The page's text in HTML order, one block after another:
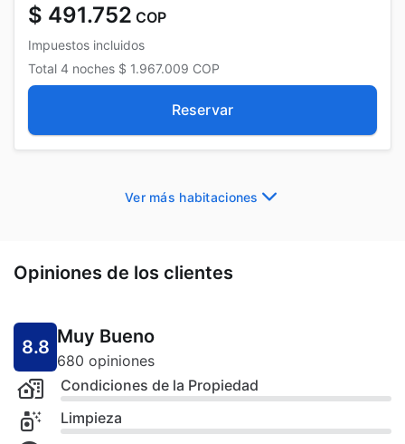
$ 491.752 COP
Impuestos incluidos
Total 4 noches $ 1.967.009 COP
Reservar
Ver más habitaciones
Opiniones de los clientes
8.8 Muy Bueno
680 opiniones
Condiciones de la Propiedad
Limpieza